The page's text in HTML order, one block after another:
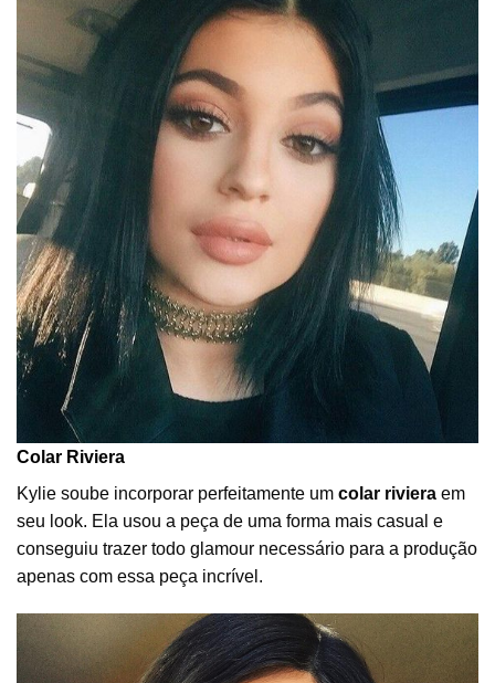
Colar Riviera
Kylie soube incorporar perfeitamente um colar riviera em
seu look. Ela usou a peça de uma forma mais casual e
conseguiu trazer todo glamour necessário para a produção
apenas com essa peça incrível.